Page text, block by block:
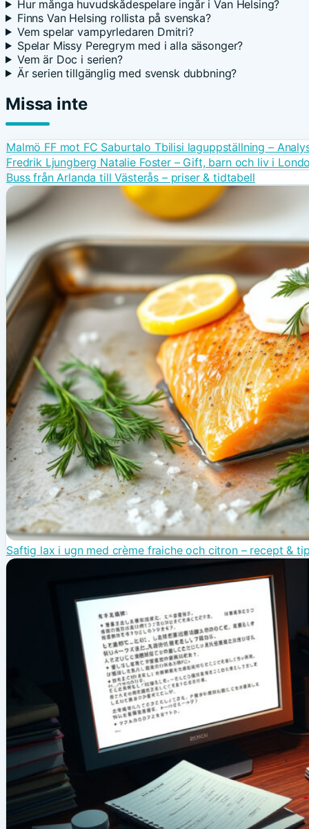
Hur många huvudskådespelare ingår i Van Helsing?
Finns Van Helsing rollista på svenska?
Vem spelar vampyrledaren Dmitri?
Spelar Missy Peregrym med i alla säsonger?
Vem är Doc i serien?
Är serien tillgänglig med svensk dubbning?
Missa inte
Malmö FF mot FC Saburtalo Tbilisi laguppställning –
Fredrik Ljungberg Natalie Foster – Gift, barn och liv i
Buss från Arlanda till Västerås – priser & tidtabell
Saftig lax i ugn med crème fraiche och citron – recept &